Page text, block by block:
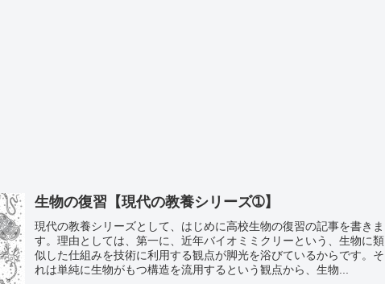
生物の復習【現代の教養シリーズ➀】
現代の教養シリーズとして、はじめに高校生物の復習の記事を書きま
す。理由としては、第一に、近年バイオミミクリーという、生物に類
似した仕組みを技術に利用する観点が脚光を浴びているからです。そ
れは単純に生物がもつ構造を流用するという観点から、生物...